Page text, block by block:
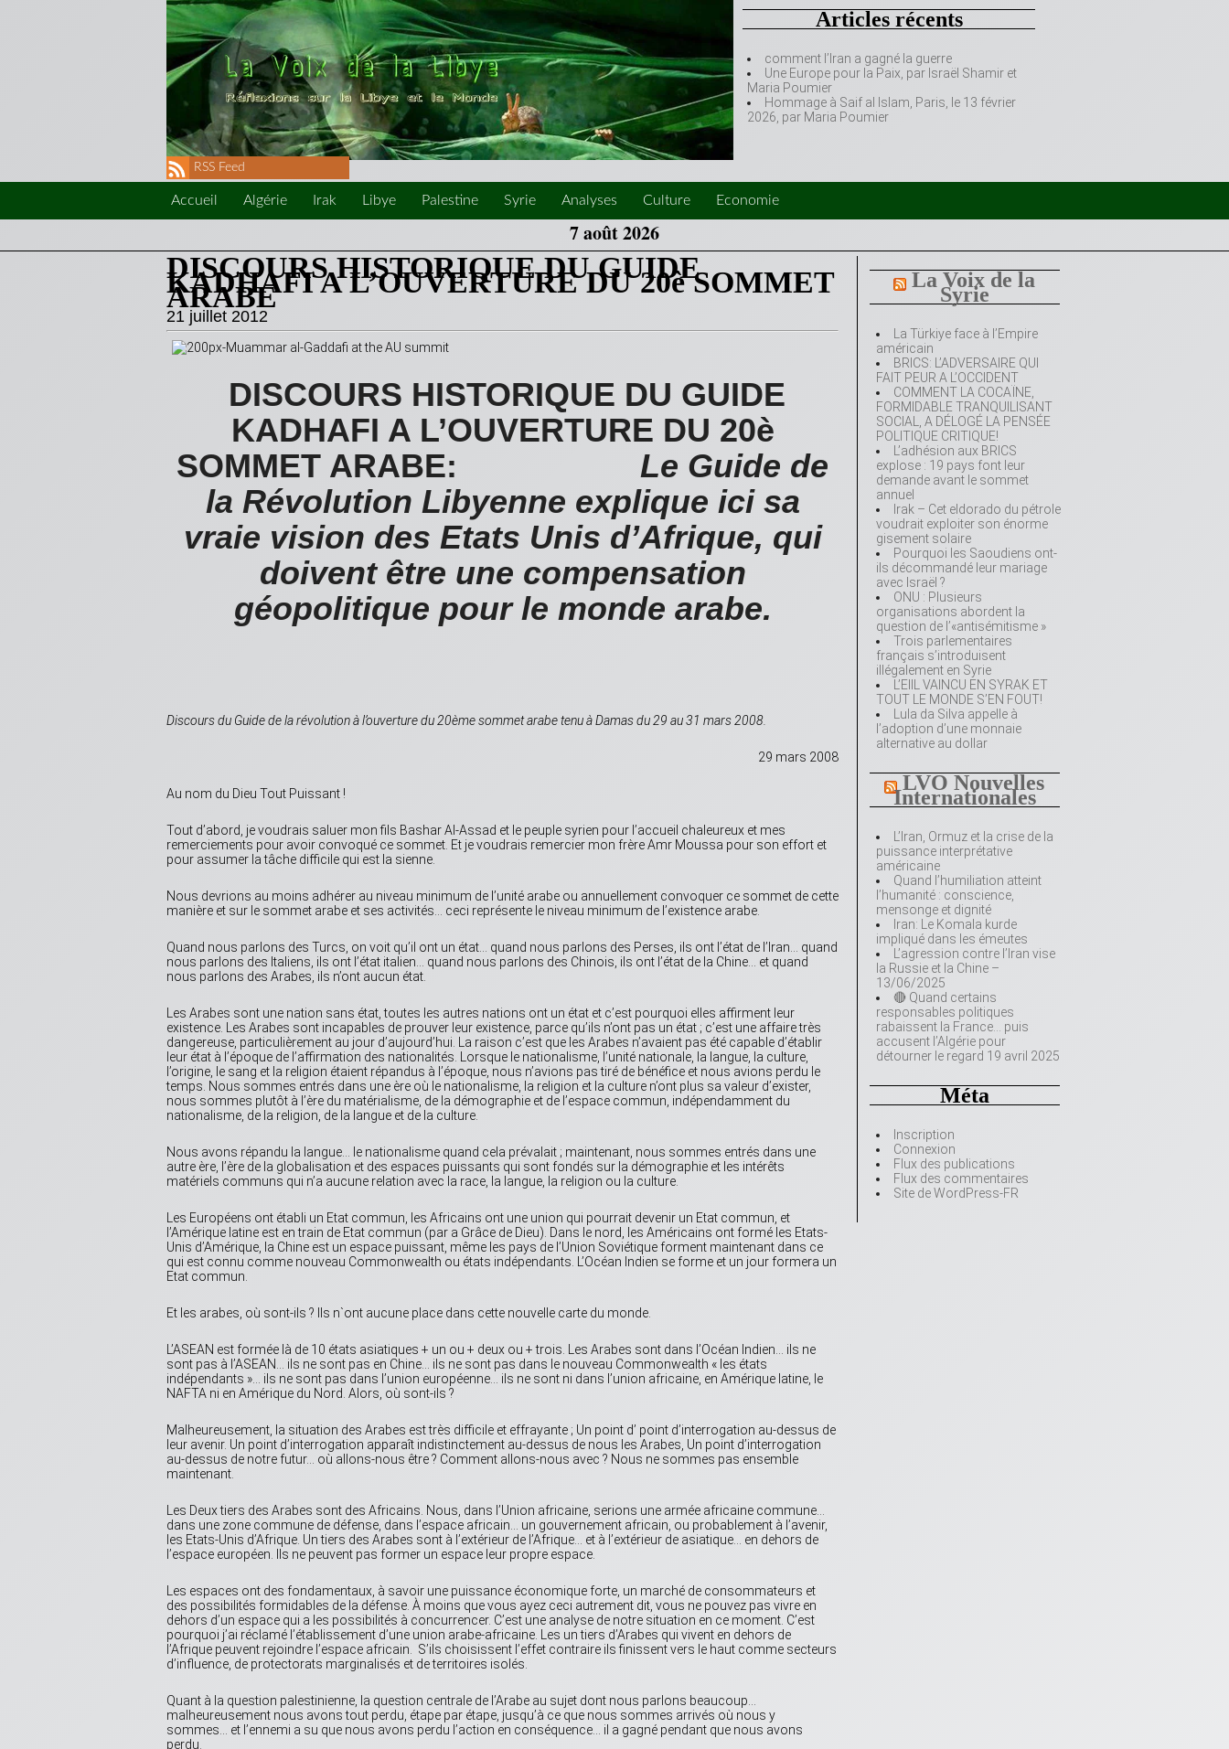
Articles récents
comment l’Iran a gagné la guerre
Une Europe pour la Paix, par Israël Shamir et
Maria Poumier
Hommage à Saif al Islam, Paris, le 13 février
2026, par Maria Poumier
RSS Feed
Accueil Algérie Irak Libye Palestine Syrie Analyses Culture Economie
7 août 2026
La Voix de la
Syrie
La Türkiye face à l’Empire
américain
BRICS: L’ADVERSAIRE QUI
FAIT PEUR A L’OCCIDENT
COMMENT LA COCAÏNE,
FORMIDABLE TRANQUILISANT
SOCIAL, A DÉLOGÉ LA PENSÉE
POLITIQUE CRITIQUE!
L’adhésion aux BRICS
explose : 19 pays font leur
demande avant le sommet
annuel
Irak – Cet eldorado du pétrole
voudrait exploiter son énorme
gisement solaire
Pourquoi les Saoudiens ont-
ils décommandé leur mariage
avec Israël ?
ONU : Plusieurs
organisations abordent la
question de l’«antisémitisme »
Trois parlementaires
français s’introduisent
illégalement en Syrie
L’EIIL VAINCU EN SYRAK ET
TOUT LE MONDE S’EN FOUT!
Lula da Silva appelle à
l’adoption d’une monnaie
alternative au dollar
LVO Nouvelles
Internationales
L’Iran, Ormuz et la crise de la
puissance interprétative
américaine
Quand l’humiliation atteint
l’humanité : conscience,
mensonge et dignité
Iran: Le Komala kurde
impliqué dans les émeutes
L’agression contre l’Iran vise
la Russie et la Chine –
13/06/2025
🔴 Quand certains
responsables politiques
rabaissent la France… puis
accusent l’Algérie pour
détourner le regard 19 avril 2025
Méta
Inscription
Connexion
Flux des publications
Flux des commentaires
Site de WordPress-FR
DISCOURS HISTORIQUE DU GUIDE
KADHAFI A L’OUVERTURE DU 20è SOMMET
ARABE
21 juillet 2012
DISCOURS HISTORIQUE DU GUIDE
KADHAFI A L’OUVERTURE DU 20è
SOMMET ARABE: Le Guide de
la Révolution Libyenne explique ici sa
vraie vision des Etats Unis d’Afrique, qui
doivent être une compensation
géopolitique pour le monde arabe.
Discours du Guide de la révolution à l’ouverture du 20ème sommet arabe tenu à Damas du 29 au 31 mars 2008.
29 mars 2008
Au nom du Dieu Tout Puissant !
Tout d’abord, je voudrais saluer mon fils Bashar Al-Assad et le peuple syrien pour l’accueil chaleureux et mes
remerciements pour avoir convoqué ce sommet. Et je voudrais remercier mon frère Amr Moussa pour son effort et
pour assumer la tâche difficile qui est la sienne.
Nous devrions au moins adhérer au niveau minimum de l’unité arabe ou annuellement convoquer ce sommet de cette
manière et sur le sommet arabe et ses activités… ceci représente le niveau minimum de l’existence arabe.
Quand nous parlons des Turcs, on voit qu’il ont un état… quand nous parlons des Perses, ils ont l’état de l’Iran… quand
nous parlons des Italiens, ils ont l’état italien… quand nous parlons des Chinois, ils ont l’état de la Chine… et quand
nous parlons des Arabes, ils n’ont aucun état.
Les Arabes sont une nation sans état, toutes les autres nations ont un état et c’est pourquoi elles affirment leur
existence. Les Arabes sont incapables de prouver leur existence, parce qu’ils n’ont pas un état ; c’est une affaire très
dangereuse, particulièrement au jour d’aujourd’hui. La raison c’est que les Arabes n’avaient pas été capable d’établir
leur état à l’époque de l’affirmation des nationalités. Lorsque le nationalisme, l’unité nationale, la langue, la culture,
l’origine, le sang et la religion étaient répandus à l’époque, nous n’avions pas tiré de bénéfice et nous avions perdu le
temps. Nous sommes entrés dans une ère où le nationalisme, la religion et la culture n’ont plus sa valeur d’exister,
nous sommes plutôt à l’ère du matérialisme, de la démographie et de l’espace commun, indépendamment du
nationalisme, de la religion, de la langue et de la culture.
Nous avons répandu la langue… le nationalisme quand cela prévalait ; maintenant, nous sommes entrés dans une
autre ère, l’ère de la globalisation et des espaces puissants qui sont fondés sur la démographie et les intérêts
matériels communs qui n’a aucune relation avec la race, la langue, la religion ou la culture.
Les Européens ont établi un Etat commun, les Africains ont une union qui pourrait devenir un Etat commun, et
l’Amérique latine est en train de Etat commun (par a Grâce de Dieu). Dans le nord, les Américains ont formé les Etats-
Unis d’Amérique, la Chine est un espace puissant, même les pays de l’Union Soviétique forment maintenant dans ce
qui est connu comme nouveau Commonwealth ou états indépendants. L’Océan Indien se forme et un jour formera un
Etat commun.
Et les arabes, où sont-ils ? Ils n`ont aucune place dans cette nouvelle carte du monde.
L’ASEAN est formée là de 10 états asiatiques + un ou + deux ou + trois. Les Arabes sont dans l’Océan Indien… ils ne
sont pas à l’ASEAN… ils ne sont pas en Chine… ils ne sont pas dans le nouveau Commonwealth « les états
indépendants »… ils ne sont pas dans l’union européenne… ils ne sont ni dans l’union africaine, en Amérique latine, le
NAFTA ni en Amérique du Nord. Alors, où sont-ils ?
Malheureusement, la situation des Arabes est très difficile et effrayante ; Un point d’ point d’interrogation au-dessus de
leur avenir. Un point d’interrogation apparaît indistinctement au-dessus de nous les Arabes, Un point d’interrogation
au-dessus de notre futur… où allons-nous être ? Comment allons-nous avec ? Nous ne sommes pas ensemble
maintenant.
Les Deux tiers des Arabes sont des Africains. Nous, dans l’Union africaine, serions une armée africaine commune…
dans une zone commune de défense, dans l’espace africain… un gouvernement africain, ou probablement à l’avenir,
les Etats-Unis d’Afrique. Un tiers des Arabes sont à l’extérieur de l’Afrique… et à l’extérieur de asiatique… en dehors de
l’espace européen. Ils ne peuvent pas former un espace leur propre espace.
Les espaces ont des fondamentaux, à savoir une puissance économique forte, un marché de consommateurs et
des possibilités formidables de la défense. À moins que vous ayez ceci autrement dit, vous ne pouvez pas vivre en
dehors d’un espace qui a les possibilités à concurrencer. C’est une analyse de notre situation en ce moment. C’est
pourquoi j’ai réclamé l’établissement d’une union arabe-africaine. Les un tiers d’Arabes qui vivent en dehors de
l’Afrique peuvent rejoindre l’espace africain. S’ils choisissent l’effet contraire ils finissent vers le haut comme secteurs
d’influence, de protectorats marginalisés et de territoires isolés.
Quant à la question palestinienne, la question centrale de l’Arabe au sujet dont nous parlons beaucoup…
malheureusement nous avons tout perdu, étape par étape, jusqu’à ce que nous sommes arrivés où nous y
sommes… et l’ennemi a su que nous avons perdu l’action en conséquence… il a gagné pendant que nous avons
perdu.